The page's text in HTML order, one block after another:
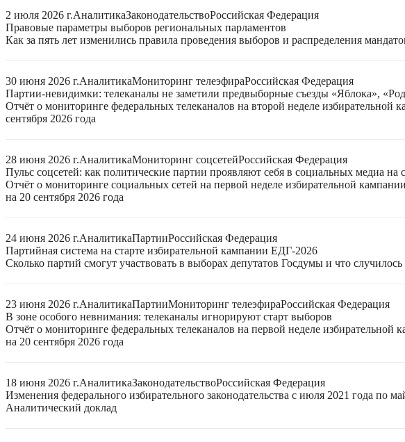
2 июля 2026 г.АналитикаЗаконодательствоРоссийская Федерация
Правовые параметры выборов региональных парламентов
Как за пять лет изменились правила проведения выборов и распределения
30 июня 2026 г.АналитикаМониторинг телеэфираРоссийская Федерация
Партии-невидимки: телеканалы не заметили предвыборные съезды «Яблока»,
Отчёт о мониторинге федеральных телеканалов на второй неделе
сентября 2026 года
28 июня 2026 г.АналитикаМониторинг соцсетейРоссийская Федерация
Пульс соцсетей: как политические партии проявляют себя в социальных медиа на
Отчёт о мониторинге социальных сетей на первой неделе избирательной
на 20 сентября 2026 года
24 июня 2026 г.АналитикаПартииРоссийская Федерация
Партийная система на старте избирательной кампании ЕДГ-2026
Сколько партий смогут участвовать в выборах депутатов Госдумы и что
23 июня 2026 г.АналитикаПартииМониторинг телеэфираРоссийская Федерация
В зоне особого невнимания: телеканалы игнорируют старт выборов
Отчёт о мониторинге федеральных телеканалов на первой неделе
на 20 сентября 2026 года
18 июня 2026 г.АналитикаЗаконодательствоРоссийская Федерация
Изменения федерального избирательного законодательства с июля 2021 года по
Аналитический доклад